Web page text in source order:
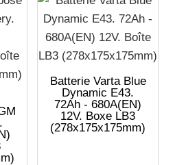
Batterie Varta Blue
Dynamic E43.
72Ah - 680A(EN)
12V. Boxe LB3
(278x175x175mm)